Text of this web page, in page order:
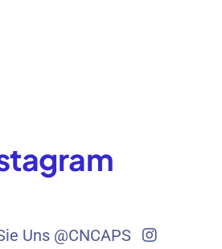
Uns @CNCAPS